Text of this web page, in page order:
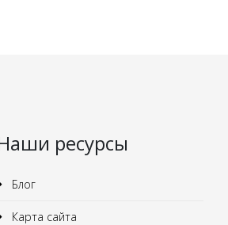
ресурсы
Блог
Карта сайта